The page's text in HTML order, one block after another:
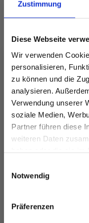
Zustimmung
Diese Webseite
Wir verwenden
personalisieren,
zu können und die
analysieren.
Verwendung unserer
soziale Medien,
Partner führen diese
weiteren Daten
haben oder die sie im
Notwendig
Präferenzen
ANDERE HABEN
DROPS DAISY
und